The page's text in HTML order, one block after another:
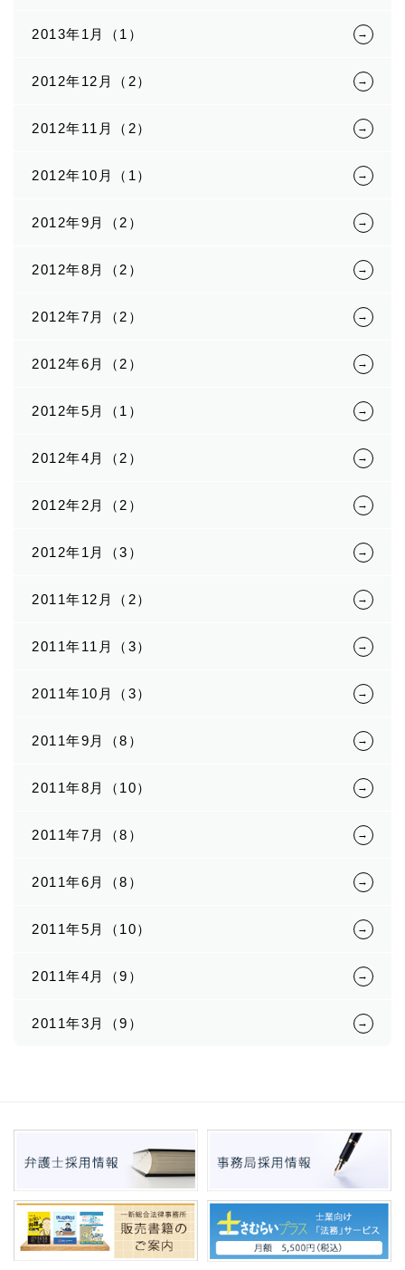
2013年1月（1）
2012年12月（2）
2012年11月（2）
2012年10月（1）
2012年9月（2）
2012年8月（2）
2012年7月（2）
2012年6月（2）
2012年5月（1）
2012年4月（2）
2012年2月（2）
2012年1月（3）
2011年12月（2）
2011年11月（3）
2011年10月（3）
2011年9月（8）
2011年8月（10）
2011年7月（8）
2011年6月（8）
2011年5月（10）
2011年4月（9）
2011年3月（9）